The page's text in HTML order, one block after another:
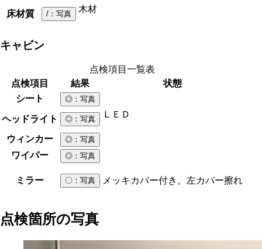
床材質
/ ：写真 木材
キャビン
点検項目一覧表
点検項目
結果
状態
シート
◎ ：写真
ヘッドライト ◎ ：写真 ＬＥＤ
ウィンカー ◎ ：写真
ワイパー ◎ ：写真
ミラー 〇 ：写真 メッキカバー付き。左カバー擦れ
点検箇所の写真